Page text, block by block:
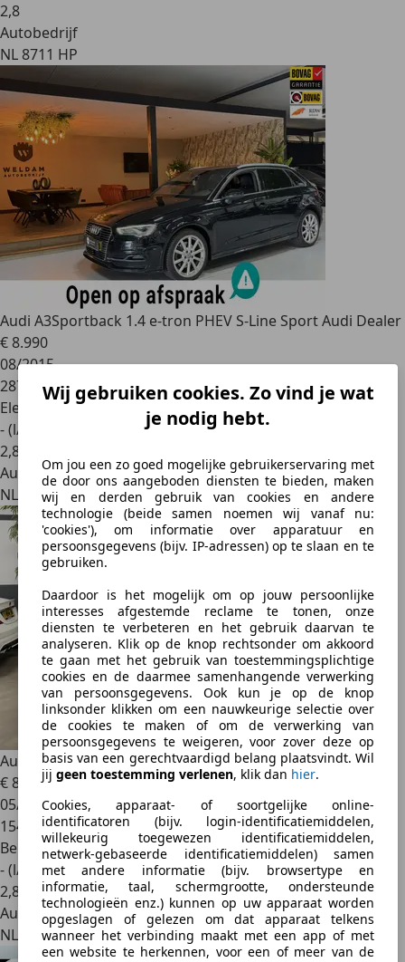
Wij gebruiken cookies. Zo vind je wat
je nodig hebt.
Om jou een zo goed mogelijke gebruikerservaring met
de door ons aangeboden diensten te bieden, maken
wij en derden gebruik van cookies en andere
technologie (beide samen noemen wij vanaf nu:
'cookies'), om informatie over apparatuur en
persoonsgegevens (bijv. IP-adressen) op te slaan en te
gebruiken.
Daardoor is het mogelijk om op jouw persoonlijke
interesses afgestemde reclame te tonen, onze
diensten te verbeteren en het gebruik daarvan te
analyseren. Klik op de knop rechtsonder om akkoord
te gaan met het gebruik van toestemmingsplichtige
cookies en de daarmee samenhangende verwerking
van persoonsgegevens. Ook kun je op de knop
linksonder klikken om een nauwkeurige selectie over
de cookies te maken of om de verwerking van
persoonsgegevens te weigeren, voor zover deze op
basis van een gerechtvaardigd belang plaatsvindt. Wil
jij geen toestemming verlenen, klik dan hier.
Cookies, apparaat- of soortgelijke online-
identificatoren (bijv. login-identificatiemiddelen,
willekeurig toegewezen identificatiemiddelen,
netwerk-gebaseerde identificatiemiddelen) samen
met andere informatie (bijv. browsertype en
informatie, taal, schermgrootte, ondersteunde
technologieën enz.) kunnen op uw apparaat worden
opgeslagen of gelezen om dat apparaat telkens
wanneer het verbinding maakt met een app of met
een website te herkennen, voor een of meer van de
2,8
Autobedrijf
NL 8711 HP
Audi A3Sportback 1.4 e-tron PHEV S-Line Sport Audi Dealer
€ 8.990
08/2015
287.520 km
Elektro/Benzine
- (l/100 km)
2,8
Autobedrijf
NL 7641 LH
Audi A3Cabriolet 1.8 TFSI Attraction // Leer // Ecc // LM
€ 8.995
05/2009
154.652 km
Benzine
- (l/100 km)
2,8
Autobedrijf
NL 1704 RX